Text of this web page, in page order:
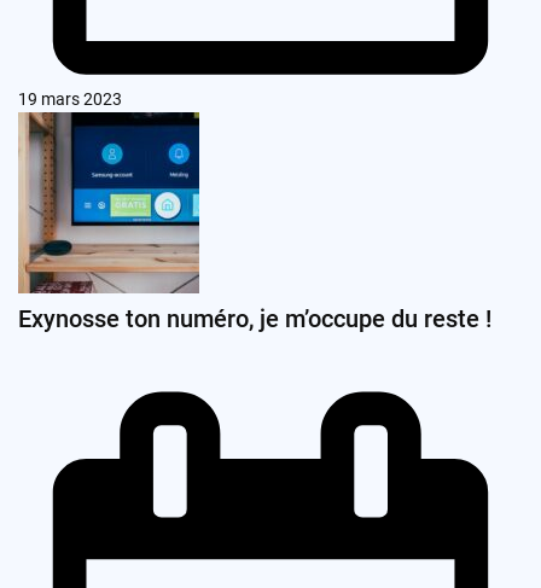
19 mars 2023
Exynosse ton numéro, je m’occupe du reste !